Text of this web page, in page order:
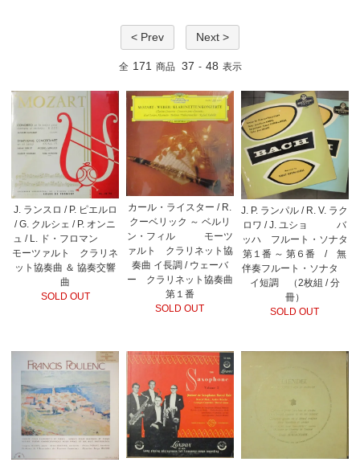
< Prev Next >
全 171 商品 37 - 48 表示
J. ランスロ / P. ピエルロ
/ G. クルシェ / P. オンニ
ュ / L. ド・フロマン
モーツァルト クラリネ
ット協奏曲 ＆ 協奏交響
曲
SOLD OUT
カール・ライスター / R.
クーベリック ～ ベルリ
ン・フィル モーツ
ァルト クラリネット協
奏曲 イ長調 / ウェーバ
ー クラリネット協奏曲
第１番
SOLD OUT
J. P. ランパル / R. V. ラク
ロワ / J. ユショ バ
ッハ フルート・ソナタ
第１番 ～ 第６番 / 無
伴奏フルート・ソナタ
イ短調 （2枚組 / 分
冊）
SOLD OUT